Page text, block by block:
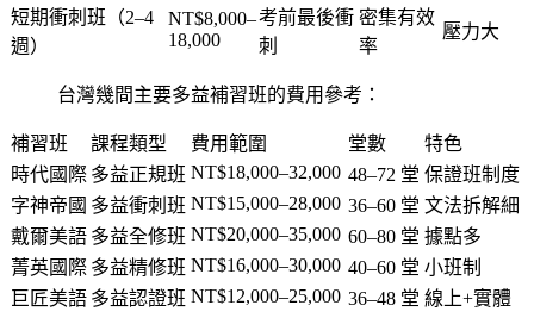
短期衝刺班（2–4
週）
NT$8,000–
18,000
考前最後衝
刺
密集有效
率
壓力大
台灣幾間主要多益補習班的費用參考：
補習班 課程類型 費用範圍 堂數
特色
時代國際 多益正規班 NT$18,000–32,000 48–72 堂 保證班制度
字神帝國 多益衝刺班 NT$15,000–28,000 36–60 堂 文法拆解細
戴爾美語 多益全修班 NT$20,000–35,000 60–80 堂 據點多
菁英國際 多益精修班 NT$16,000–30,000 40–60 堂 小班制
巨匠美語 多益認證班 NT$12,000–25,000 36–48 堂 線上+實體